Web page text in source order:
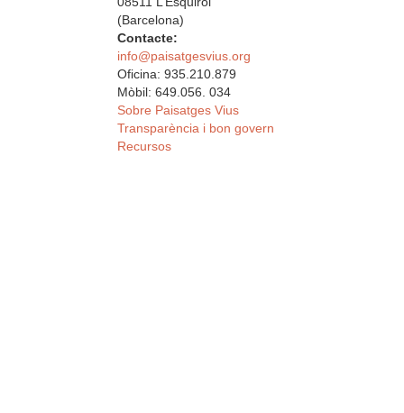
(Barcelona)
Contacte:
info@paisatgesvius.org
Oficina: 935.210.879
Mòbil: 649.056. 034
Sobre Paisatges Vius
Transparència i bon govern
Recursos